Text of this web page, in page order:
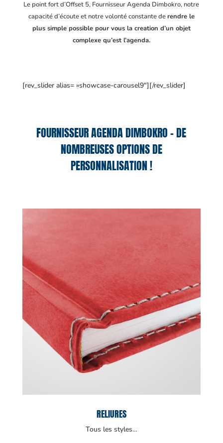
Le point fort d’Offset 5, Fournisseur Agenda Dimbokro, notre
capacité d’écoute et notre volonté constante derendre le
plus simple possible pour vous la creation d’un objet
complexe qu’est l’agenda.
[rev_slider alias= »showcase-carousel9″][/rev_slider]
FOURNISSEUR AGENDA DIMBOKRO – DE
NOMBREUSES OPTIONS DE
PERSONNALISATION !
RELIURES
Tous les styles…